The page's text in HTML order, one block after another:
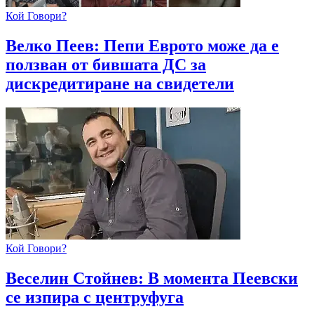
Кой Говори?
Велко Пеев: Пепи Еврото може да е
ползван от бившата ДС за
дискредитиране на свидетели
Кой Говори?
Веселин Стойнев: В момента Пеевски
се изпира с центруфуга